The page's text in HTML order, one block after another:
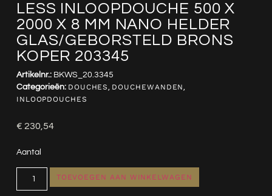
LESS INLOOPDOUCHE 500 X
2000 X 8 MM NANO HELDER
GLAS/GEBORSTELD BRONS
KOPER 203345
Artikelnr.: BKWS_20.3345
Categorieën: DOUCHES, DOUCHEWANDEN,
INLOOPDOUCHES
€ 230,54
Aantal
TOEVOEGEN AAN WINKELWAGEN